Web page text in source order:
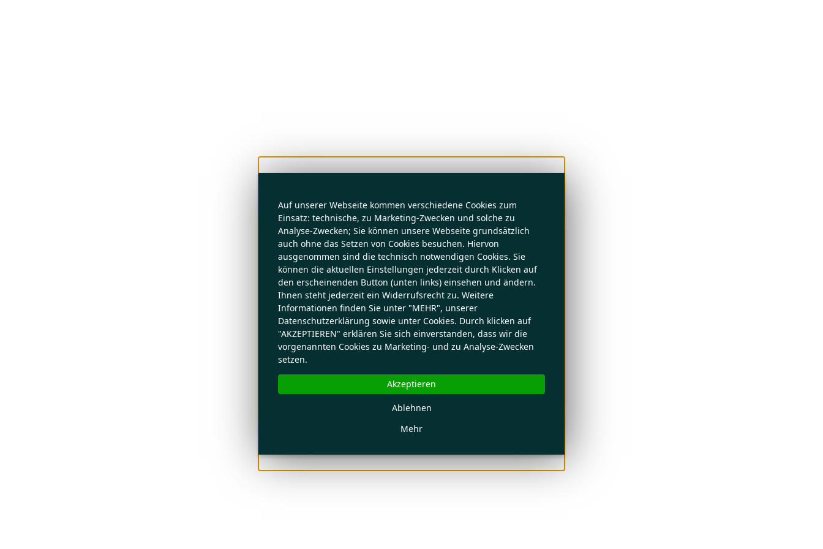
Auf unserer Webseite kommen verschiedene Cookies zum
Einsatz: technische, zu Marketing-Zwecken und solche zu
Analyse-Zwecken; Sie können unsere Webseite grundsätzlich
auch ohne das Setzen von Cookies besuchen. Hiervon
ausgenommen sind die technisch notwendigen Cookies. Sie
können die aktuellen Einstellungen jederzeit durch Klicken auf
den erscheinenden Button (unten links) einsehen und ändern.
Ihnen steht jederzeit ein Widerrufsrecht zu. Weitere
Informationen finden Sie unter "MEHR", unserer
Datenschutzerklärung sowie unter Cookies. Durch klicken auf
"AKZEPTIEREN" erklären Sie sich einverstanden, dass wir die
vorgenannten Cookies zu Marketing- und zu Analyse-Zwecken
setzen.
Mehr
Ablehnen
Akzeptieren